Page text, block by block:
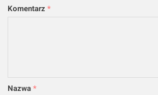
Komentarz *
Nazwa*